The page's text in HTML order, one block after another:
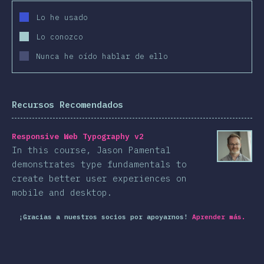
Lo he usado
Lo conozco
Nunca he oído hablar de ello
Recursos Recomendados
Responsive Web Typography v2
In this course, Jason Pamental
demonstrates type fundamentals to
create better user experiences on
mobile and desktop.
¡Gracias a nuestros socios por apoyarnos! Aprender más.